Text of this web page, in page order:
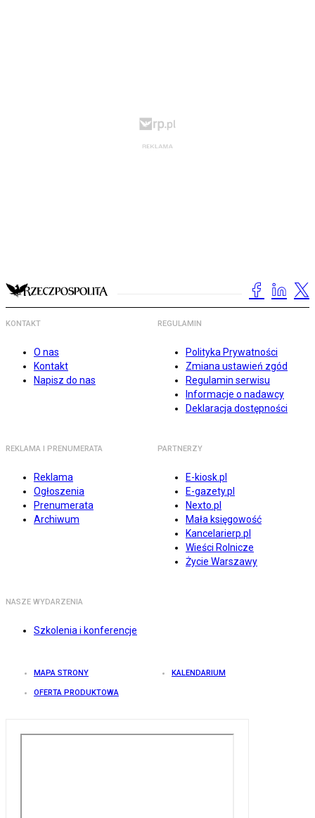
KONTAKT
O nas
Kontakt
Napisz do nas
REGULAMIN
Polityka Prywatności
Zmiana ustawień zgód
Regulamin serwisu
Informacje o nadawcy
Deklaracja dostępności
REKLAMA I PRENUMERATA
Reklama
Ogłoszenia
Prenumerata
Archiwum
PARTNERZY
E-kiosk.pl
E-gazety.pl
Nexto.pl
Mała księgowość
Kancelarierp.pl
Wieści Rolnicze
Życie Warszawy
NASZE WYDARZENIA
Szkolenia i konferencje
MAPA STRONY KALENDARIUM
OFERTA PRODUKTOWA